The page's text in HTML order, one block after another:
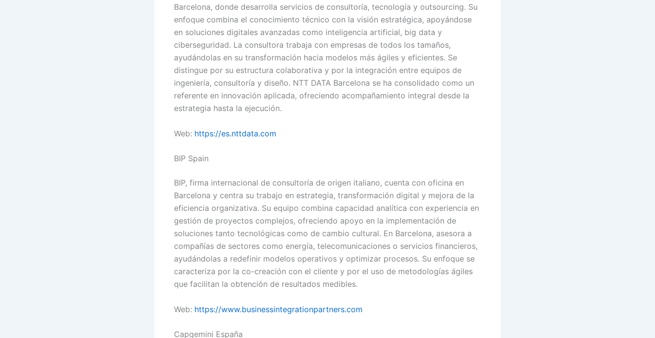
Barcelona, donde desarrolla servicios de consultoría, tecnología y outsourcing. Su
enfoque combina el conocimiento técnico con la visión estratégica, apoyándose
en soluciones digitales avanzadas como inteligencia artificial, big data y
ciberseguridad. La consultora trabaja con empresas de todos los tamaños,
ayudándolas en su transformación hacia modelos más ágiles y eficientes. Se
distingue por su estructura colaborativa y por la integración entre equipos de
ingeniería, consultoría y diseño. NTT DATA Barcelona se ha consolidado como un
referente en innovación aplicada, ofreciendo acompañamiento integral desde la
estrategia hasta la ejecución.
Web: https://es.nttdata.com
BIP Spain
BIP, firma internacional de consultoría de origen italiano, cuenta con oficina en
Barcelona y centra su trabajo en estrategia, transformación digital y mejora de la
eficiencia organizativa. Su equipo combina capacidad analítica con experiencia en
gestión de proyectos complejos, ofreciendo apoyo en la implementación de
soluciones tanto tecnológicas como de cambio cultural. En Barcelona, asesora a
compañías de sectores como energía, telecomunicaciones o servicios financieros,
ayudándolas a redefinir modelos operativos y optimizar procesos. Su enfoque se
caracteriza por la co-creación con el cliente y por el uso de metodologías ágiles
que facilitan la obtención de resultados medibles.
Web: https://www.businessintegrationpartners.com
Capgemini España